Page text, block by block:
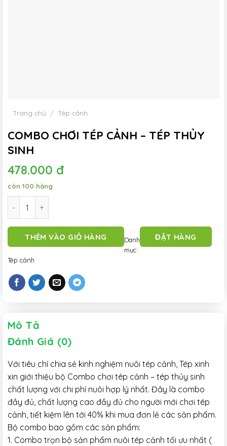
Trang chủ / Tép cảnh
COMBO CHƠI TÉP CẢNH – TÉP THỦY
SINH
478.000 đ
còn 100 hàng
THÊM VÀO GIỎ HÀNG ĐẶT HÀNG
Danh
mục:
Tép cảnh
Mô Tả
Đánh Giá (0)
Với tiêu chí chia sẻ kinh nghiệm nuôi tép cảnh, Tép xinh
xin giới thiệu bộ Combo chơi tép cảnh – tép thủy sinh
chất lượng với chi phí nuôi hợp lý nhất. Đây là combo
đầy đủ, chất lượng cao đầy đủ cho người mới chơi tép
cảnh, tiết kiệm lên tới 40% khi mua đơn lẻ các sản phẩm.
Bộ combo bao gồm các sản phẩm:
1. Combo trọn bộ sản phẩm nuôi tép cảnh tối ưu nhất (